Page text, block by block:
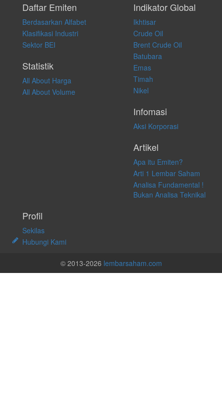
pribadi. Kami tidak memberi anjuran, saran, rekomendasi untuk
membeli, menjual atau melakukan aktivitas lain yang terkait dengan
transaksi perdagangan apapun, dan kami tidak bertanggung jawab
atas keputusan investasi yang dilakukan dalam kondisi dan situasi
apapun juga, yang diakibatkan secara langsung maupun tidak
langsung atas konten pada website ini.
Daftar Emiten
Berdasarkan Alfabet
Klasifikasi Industri
Sektor BEI
Statistik
All About Harga
All About Volume
Indikator Global
Ikhtisar
Crude Oil
Brent Crude Oil
Batubara
Emas
Timah
Nikel
Infomasi
Aksi Korporasi
Artikel
Apa itu Emiten?
Arti 1 Lembar Saham
Analisa Fundamental !
Bukan Analisa Teknikal
Profil
Sekilas
Hubungi Kami
© 2013-2026 lembarsaham.com